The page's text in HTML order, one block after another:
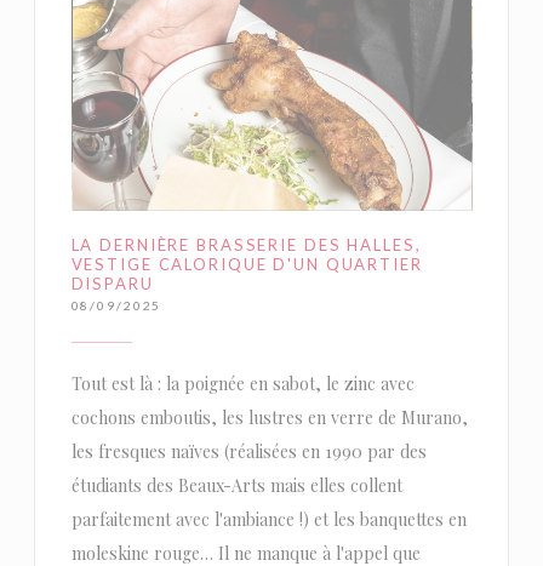
LA DERNIÈRE BRASSERIE DES HALLES,
VESTIGE CALORIQUE D'UN QUARTIER
DISPARU
08/09/2025
Tout est là : la poignée en sabot, le zinc avec
cochons emboutis, les lustres en verre de Murano,
les fresques naïves (réalisées en 1990 par des
étudiants des Beaux-Arts mais elles collent
parfaitement avec l'ambiance !) et les banquettes en
moleskine rouge… Il ne manque à l'appel que